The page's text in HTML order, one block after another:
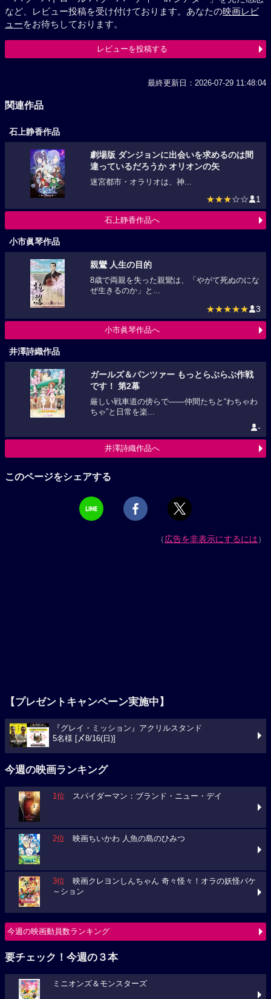
など、レビュー投稿を受け付けております。あなたの映画レビ
ューをお待ちしております。
レビューを投稿する
最終更新日：2026-07-29 11:48:04
関連作品
石上静香作品
劇場版 ダンジョンに出会いを求めるのは間
違っているだろうか オリオンの矢
迷宮都市・オラリオは、神...
★★★☆☆ 1
石上静香作品へ
小市眞琴作品
親鸞 人生の目的
8歳で両親を失った親鸞は、「やがて死ぬのにな
ぜ生きるのか」と...
★★★★★ 3
小市眞琴作品へ
井澤詩織作品
ガールズ＆パンツァー もっとらぶらぶ作戦
です！ 第2幕
厳しい戦車道の傍らで――仲間たちと“わちゃわ
ちゃ”と日常を楽...
-
井澤詩織作品へ
このページをシェアする
（広告を非表示にするには）
【プレゼントキャンペーン実施中】
『グレイ・ミッション』アクリルスタンド
5名様 [〆8/16(日)]
今週の映画ランキング
1位 スパイダーマン：ブランド・ニュー・デイ
2位 映画ちいかわ 人魚の島のひみつ
3位 映画クレヨンしんちゃん 奇々怪々！オラの妖怪バケ
～ション
今週の映画動員数ランキング
要チェック！今週の３本
ミニオンズ＆モンスターズ